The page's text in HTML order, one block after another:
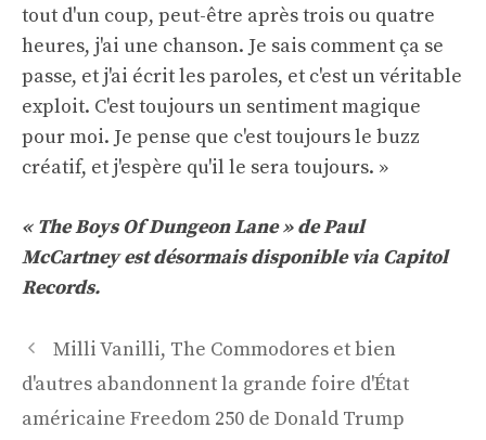
tout d'un coup, peut-être après trois ou quatre
heures, j'ai une chanson. Je sais comment ça se
passe, et j'ai écrit les paroles, et c'est un véritable
exploit. C'est toujours un sentiment magique
pour moi. Je pense que c'est toujours le buzz
créatif, et j'espère qu'il le sera toujours. »
« The Boys Of Dungeon Lane » de Paul
McCartney est désormais disponible via Capitol
Records.
Navigation
des
articles
Milli Vanilli, The Commodores et bien
d'autres abandonnent la grande foire d'État
américaine Freedom 250 de Donald Trump